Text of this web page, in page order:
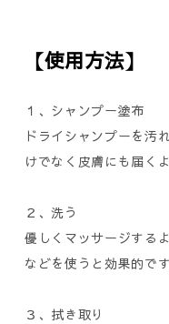
【使用方法】
１、シャンプー塗布
ドライシャンプーを汚
けでなく皮膚にも届く
２、洗う
優しくマッサージする
などを使うと効果的です
３、拭き取り